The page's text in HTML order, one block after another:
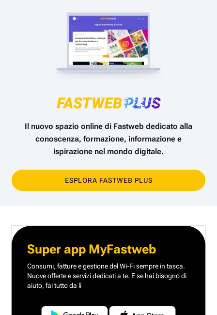
Il nuovo spazio online di Fastweb dedicato alla
conoscenza, formazione, informazione e
ispirazione nel mondo digitale.
ESPLORA FASTWEB PLUS
Super app MyFastweb
Consumi, fatture e gestione del Wi-Fi sempre in tasca.
Nuove offerte e servizi dedicati a te. E se hai bisogno di
aiuto, fai tutto da lì